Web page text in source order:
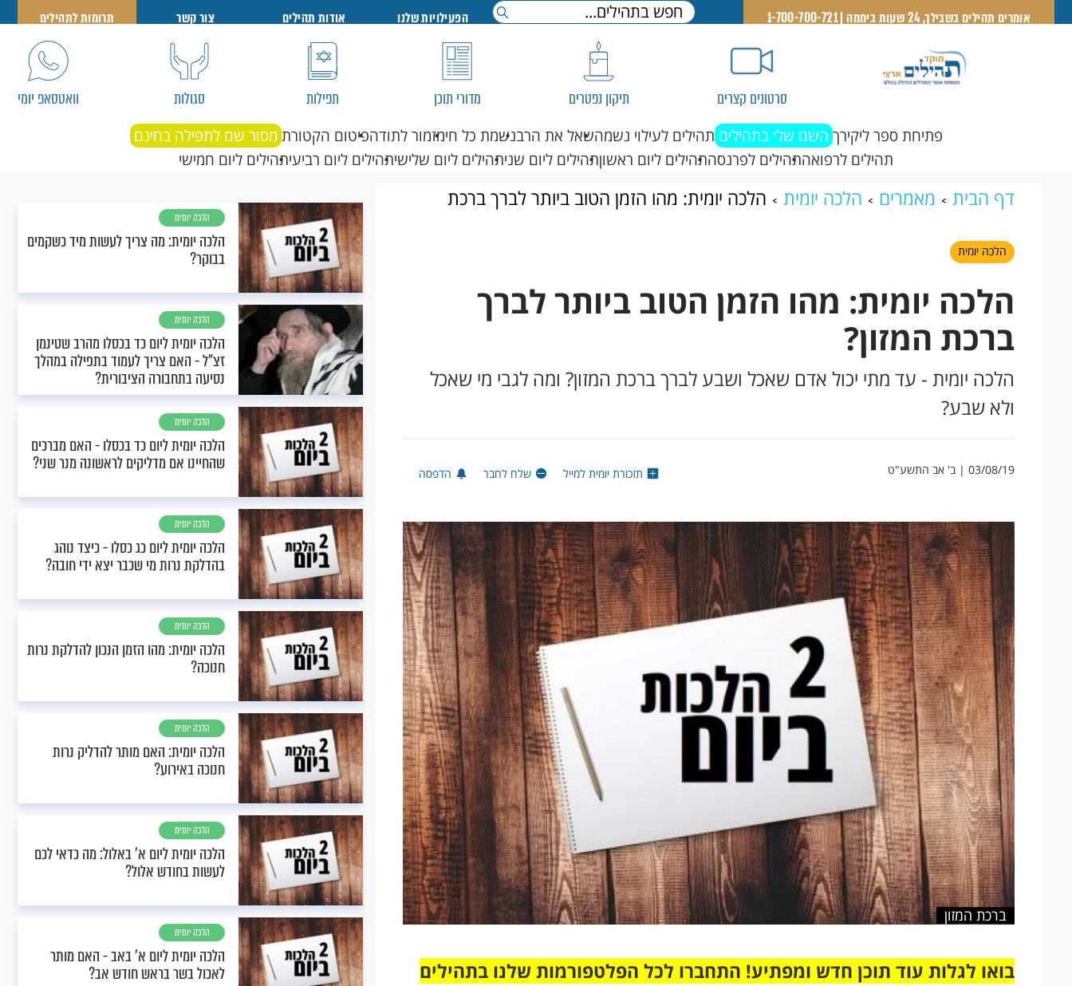
אומרים תהילים בשבילך, 24 שעות ביממה | 1-700-700-721 הפעילויות שלנו אודות תהילים צור קשר תרומות לתהילים
סרטונים קצרים תיקון נפטרים מדורי תוכן תפילות סגולות וואטסאפ יומי
פתיחת ספר ליקירך השם שלי בתהילים תהילים לעילוי נשמהשאל את הרבנשמת כל חימזמור לתודהפיטום הקטורת מסור שם לתפילה בחינם
תהילים לרפואהתהילים לפרנסהתהילים ליום ראשוןתהילים ליום שניתהילים ליום שלישיתהילים ליום רביעיתהילים ליום חמישי
דף הבית מאמרים הלכה יומית
הלכה יומית: מהו הזמן הטוב ביותר לברך ברכת
המזון?
הלכה יומית
הלכה יומית: מהו הזמן הטוב ביותר לברך
ברכת המזון?
הלכה יומית - עד מתי יכול אדם שאכל ושבע לברך ברכת המזון? ומה לגבי מי שאכל
ולא שבע?
03/08/19 | ב' אב התשע"ט תזכורת יומית למייל שלח לחבר הדפסה
ברכת המזון
בואו לגלות עוד תוכן חדש ומפתיע! התחברו לכל הפלטפורמות שלנו בתהילים
הלכה יומית
הלכה יומית: מה צריך לעשות מיד כשקמים
בבוקר?
הלכה יומית
הלכה יומית ליום כד בכסלו מהרב שטינמן
זצ"ל - האם צריך לעמוד בתפילה במהלך
נסיעה בתחבורה הציבורית?
הלכה יומית
הלכה יומית ליום כד בכסלו - האם מברכים
שהחיינו אם מדליקים לראשונה מנר שני?
הלכה יומית
הלכה יומית ליום כג כסלו - כיצד נוהג
בהדלקת נרות מי שכבר יצא ידי חובה?
הלכה יומית
הלכה יומית: מהו הזמן הנכון להדלקת נרות
חנוכה?
הלכה יומית
הלכה יומית: האם מותר להדליק נרות
חנוכה באירוע?
הלכה יומית
הלכה יומית ליום א' באלול: מה כדאי לכם
לעשות בחודש אלול?
הלכה יומית
הלכה יומית ליום א’ באב - האם מותר
לאכול בשר בראש חודש אב?